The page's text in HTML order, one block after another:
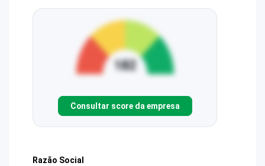
Consultar score da empresa
Razão Social